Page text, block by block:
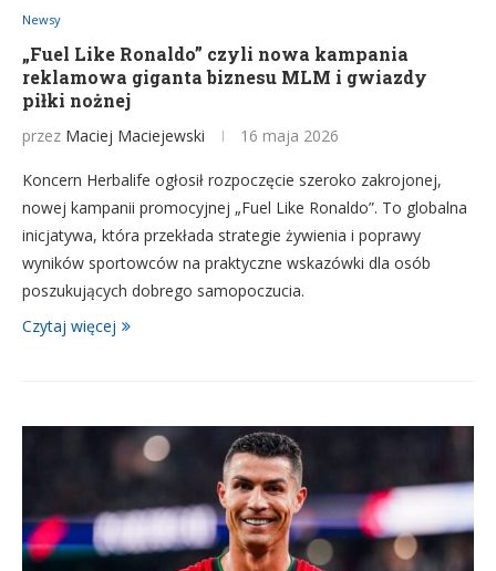
Newsy
„Fuel Like Ronaldo” czyli nowa kampania
reklamowa giganta biznesu MLM i gwiazdy
piłki nożnej
przez Maciej Maciejewski 16 maja 2026
Koncern Herbalife ogłosił rozpoczęcie szeroko zakrojonej,
nowej kampanii promocyjnej „Fuel Like Ronaldo”. To globalna
inicjatywa, która przekłada strategie żywienia i poprawy
wyników sportowców na praktyczne wskazówki dla osób
poszukujących dobrego samopoczucia.
Czytaj więcej